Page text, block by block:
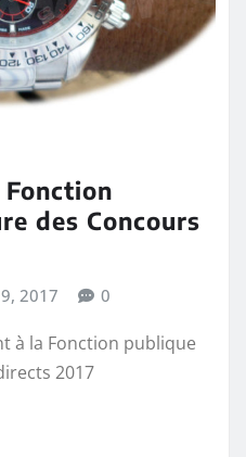
des Concours
2017 0
à la Fonction publique
2017